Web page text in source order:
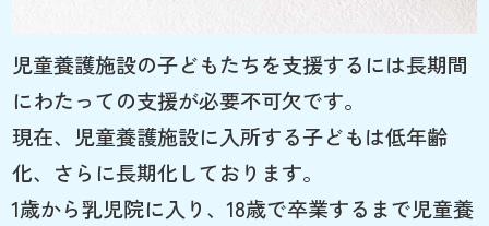
児童養護施設の子どもたちを支援するには長期間
にわたっての支援が必要不可欠です。
現在、児童養護施設に入所する子どもは低年齢
化、さらに長期化しております。
1歳から乳児院に入り、18歳で卒業するまで児童養